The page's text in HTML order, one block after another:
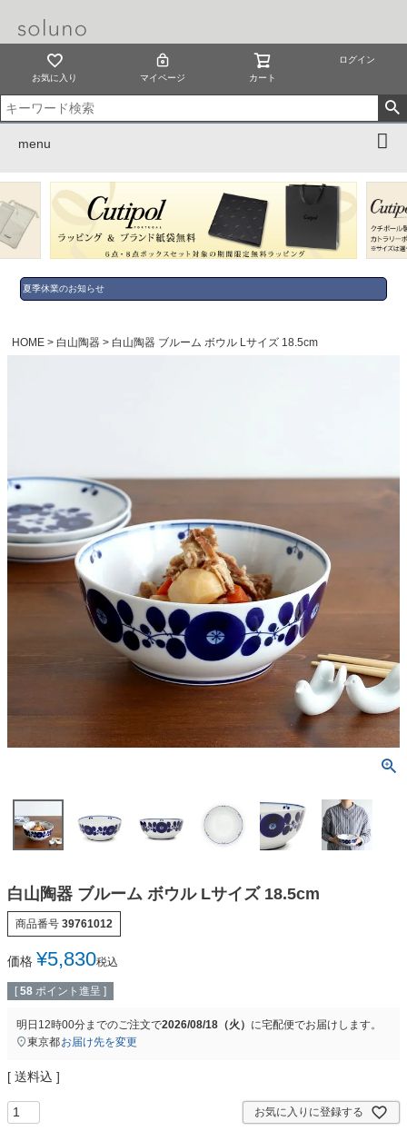
お気に入り マイページ カート
ログイン
menu
夏季休業のお知らせ
HOME 白山陶器 白山陶器 ブルーム ボウル Lサイズ 18.5cm
白山陶器 ブルーム ボウル Lサイズ 18.5cm
商品番号 39761012
価格 ¥5,830税込
[ 58 ポイント進呈 ]
明日 12時00分までのご注文で2026/08/18（火） に宅配便でお届けします。
東京都お届け先を変更
送料込
お気に入りに登録する